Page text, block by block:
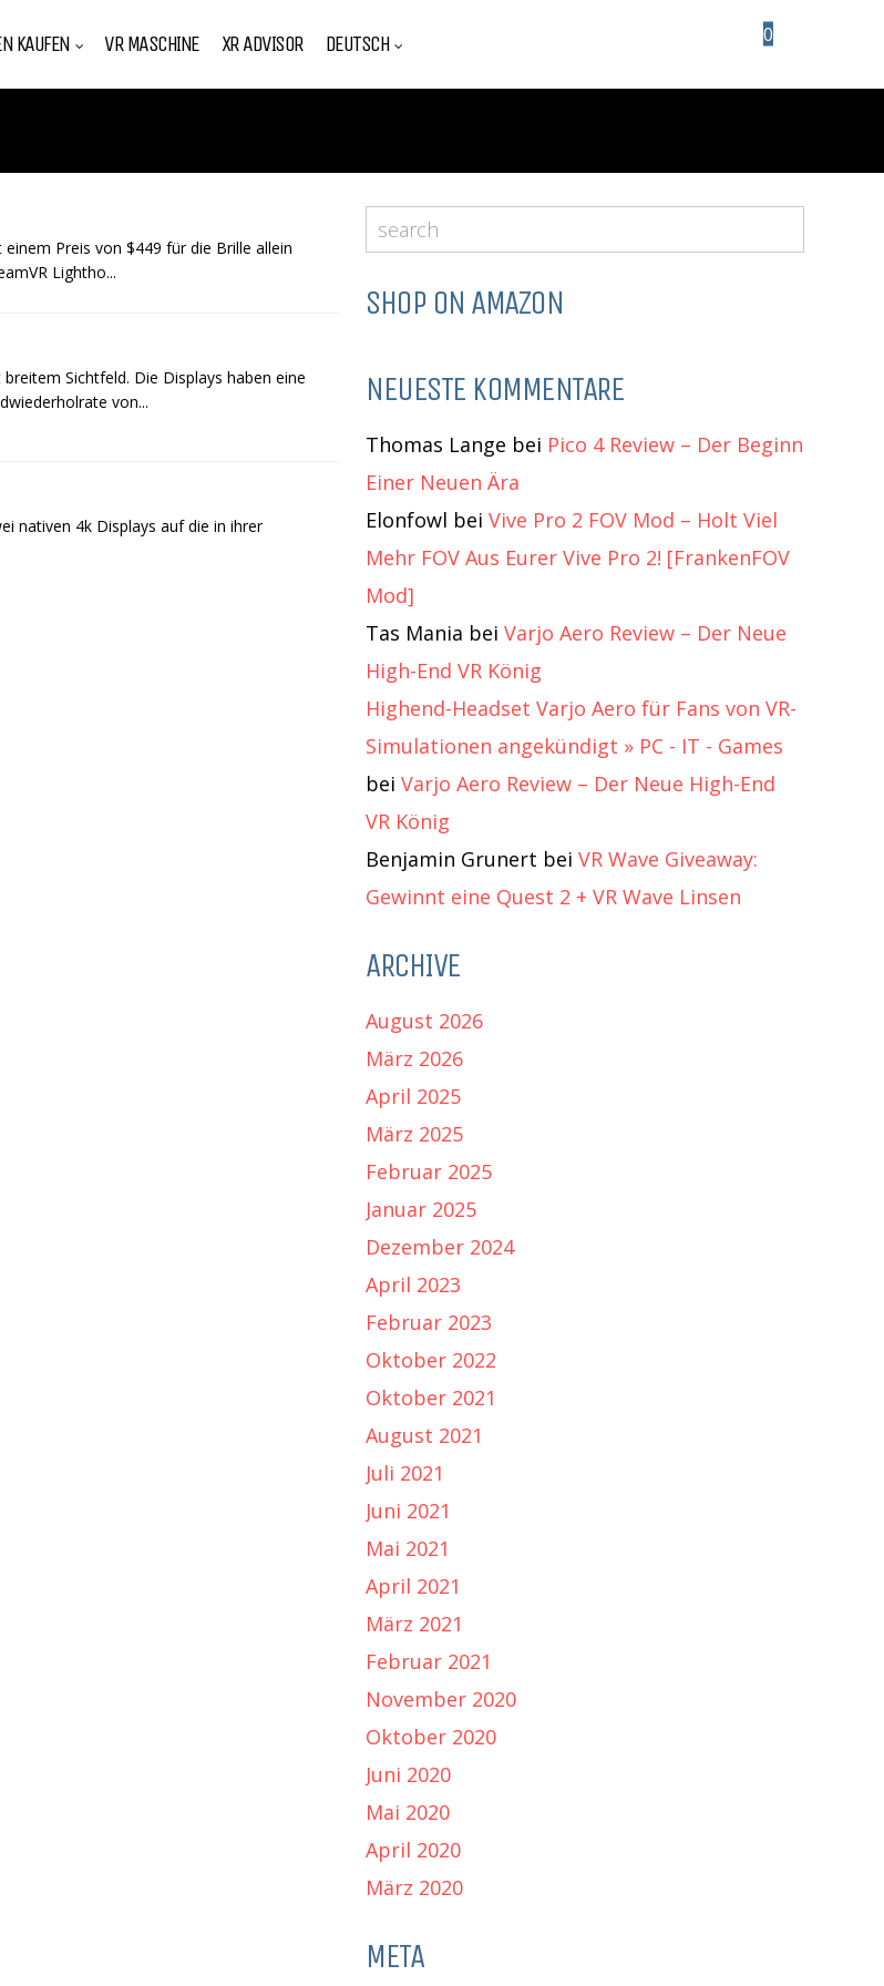
KAUFEN VR MASCHINE XR ADVISOR DEUTSCH 0
Preis von $449 für die Brille allein
Lightho...
Sichtfeld. Die Displays haben eine
von...
nativen 4k Displays auf die in ihrer
SHOP ON AMAZON
NEUESTE KOMMENTARE
Thomas Lange bei Pico 4 Review – Der Beginn
Einer Neuen Ära
Elonfowl bei Vive Pro 2 FOV Mod – Holt Viel
Mehr FOV Aus Eurer Vive Pro 2! [FrankenFOV
Mod]
Tas Mania bei Varjo Aero Review – Der Neue
High-End VR König
Highend-Headset Varjo Aero für Fans von VR-
Simulationen angekündigt » PC - IT - Games
bei Varjo Aero Review – Der Neue High-End
VR König
Benjamin Grunert bei VR Wave Giveaway:
Gewinnt eine Quest 2 + VR Wave Linsen
ARCHIVE
August 2026
März 2026
April 2025
März 2025
Februar 2025
Januar 2025
Dezember 2024
April 2023
Februar 2023
Oktober 2022
Oktober 2021
August 2021
Juli 2021
Juni 2021
Mai 2021
April 2021
März 2021
Februar 2021
November 2020
Oktober 2020
Juni 2020
Mai 2020
April 2020
März 2020
META